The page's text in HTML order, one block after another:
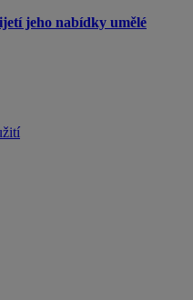
jeho nabídky umělé